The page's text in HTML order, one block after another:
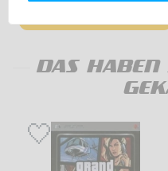
DAS HABEN